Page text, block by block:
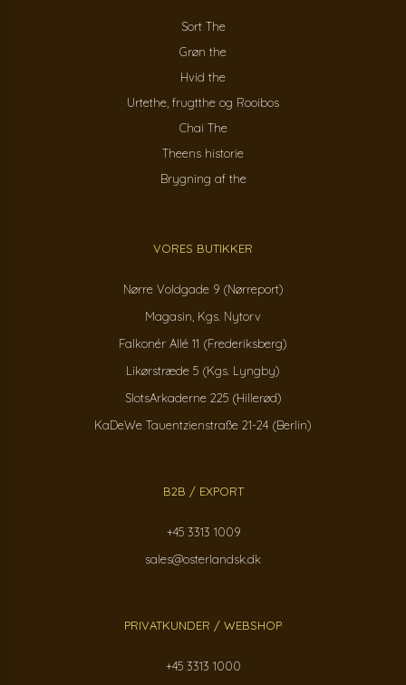
Sort The
Grøn the
Hvid the
Urtethe, frugtthe og Rooibos
Chai The
Theens historie
Brygning af the
VORES BUTIKKER
Nørre Voldgade 9 (Nørreport)
Magasin, Kgs. Nytorv
Falkonér Allé 11 (Frederiksberg)
Likørstræde 5 (Kgs. Lyngby)
SlotsArkaderne 225 (Hillerød)
KaDeWe Tauentzienstraße 21-24 (Berlin)
B2B / EXPORT
+45 3313 1009
sales@osterlandsk.dk
PRIVATKUNDER / WEBSHOP
+45 3313 1000